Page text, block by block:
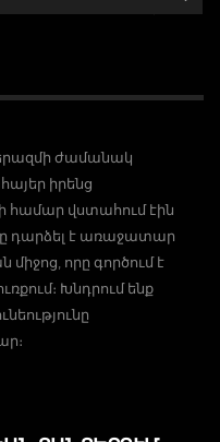
ժամանակ
իրենց
համար վստահում էին
ը դարձել է առաջատար
որը գործում է
Խնդրում ենք